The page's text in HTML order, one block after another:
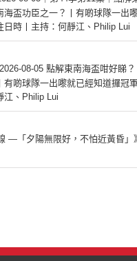
海盃功臣之一？丨有啲球隊一出
日時丨主持：何靜江、Philip Lui
08-05 點解東南海盃咁好睇
有啲球隊一出嚟就已經知道攞冠
江、Philip Lui
—「夕陽無限好，不怕近黃昏」